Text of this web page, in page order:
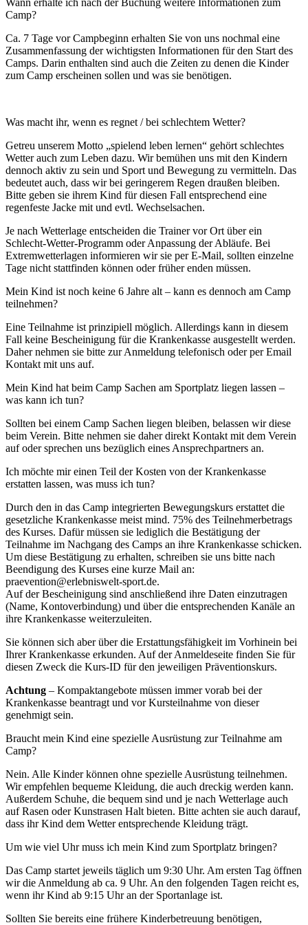
Camp?
Ca. 7 Tage vor Campbeginn erhalten Sie von uns nochmal eine
Zusammenfassung der wichtigsten Informationen für den Start des
Camps. Darin enthalten sind auch die Zeiten zu denen die Kinder
zum Camp erscheinen sollen und was sie benötigen.
Was macht ihr, wenn es regnet / bei schlechtem Wetter?
Getreu unserem Motto „spielend leben lernen“ gehört schlechtes
Wetter auch zum Leben dazu. Wir bemühen uns mit den Kindern
dennoch aktiv zu sein und Sport und Bewegung zu vermitteln. Das
bedeutet auch, dass wir bei geringerem Regen draußen bleiben.
Bitte geben sie ihrem Kind für diesen Fall entsprechend eine
regenfeste Jacke mit und evtl. Wechselsachen.
Je nach Wetterlage entscheiden die Trainer vor Ort über ein
Schlecht-Wetter-Programm oder Anpassung der Abläufe. Bei
Extremwetterlagen informieren wir sie per E-Mail, sollten einzelne
Tage nicht stattfinden können oder früher enden müssen.
Mein Kind ist noch keine 6 Jahre alt – kann es dennoch am Camp
teilnehmen?
Eine Teilnahme ist prinzipiell möglich. Allerdings kann in diesem
Fall keine Bescheinigung für die Krankenkasse ausgestellt werden.
Daher nehmen sie bitte zur Anmeldung telefonisch oder per Email
Kontakt mit uns auf.
Mein Kind hat beim Camp Sachen am Sportplatz liegen lassen –
was kann ich tun?
Sollten bei einem Camp Sachen liegen bleiben, belassen wir diese
beim Verein. Bitte nehmen sie daher direkt Kontakt mit dem Verein
auf oder sprechen uns bezüglich eines Ansprechpartners an.
Ich möchte mir einen Teil der Kosten von der Krankenkasse
erstatten lassen, was muss ich tun?
Durch den in das Camp integrierten Bewegungskurs erstattet die
gesetzliche Krankenkasse meist mind. 75% des Teilnehmerbetrags
des Kurses. Dafür müssen sie lediglich die Bestätigung der
Teilnahme im Nachgang des Camps an ihre Krankenkasse schicken.
Um diese Bestätigung zu erhalten, schreiben sie uns bitte nach
Beendigung des Kurses eine kurze Mail an:
praevention@erlebniswelt-sport.de.
Auf der Bescheinigung sind anschließend ihre Daten einzutragen
(Name, Kontoverbindung) und über die entsprechenden Kanäle an
ihre Krankenkasse weiterzuleiten.
Sie können sich aber über die Erstattungsfähigkeit im Vorhinein bei
Ihrer Krankenkasse erkunden. Auf der Anmeldeseite finden Sie für
diesen Zweck die Kurs-ID für den jeweiligen Präventionskurs.
Achtung – Kompaktangebote müssen immer vorab bei der
Krankenkasse beantragt und vor Kursteilnahme von dieser
genehmigt sein.
Braucht mein Kind eine spezielle Ausrüstung zur Teilnahme am
Camp?
Nein. Alle Kinder können ohne spezielle Ausrüstung teilnehmen.
Wir empfehlen bequeme Kleidung, die auch dreckig werden kann.
Außerdem Schuhe, die bequem sind und je nach Wetterlage auch
auf Rasen oder Kunstrasen Halt bieten. Bitte achten sie auch darauf,
dass ihr Kind dem Wetter entsprechende Kleidung trägt.
Um wie viel Uhr muss ich mein Kind zum Sportplatz bringen?
Das Camp startet jeweils täglich um 9:30 Uhr. Am ersten Tag öffnen
wir die Anmeldung ab ca. 9 Uhr. An den folgenden Tagen reicht es,
wenn ihr Kind ab 9:15 Uhr an der Sportanlage ist.
Sollten Sie bereits eine frühere Kinderbetreuung benötigen,